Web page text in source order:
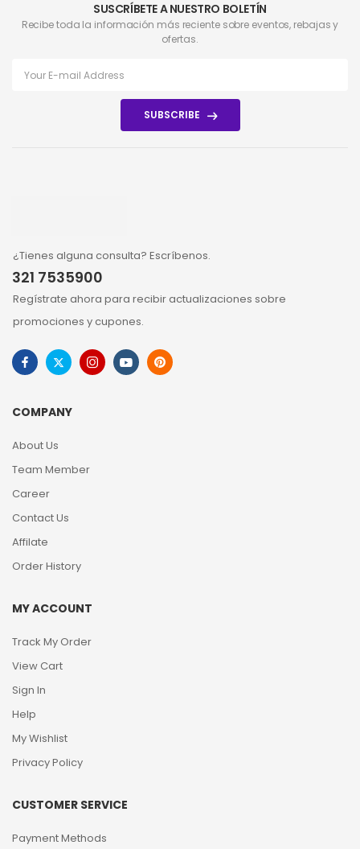
SUSCRÍBETE A NUESTRO BOLETÍN
Recibe toda la información más reciente sobre eventos, rebajas y
ofertas.
SUBSCRIBE
¿Tienes alguna consulta? Escríbenos.
321 7535900
Regístrate ahora para recibir actualizaciones sobre
promociones y cupones.
COMPANY
About Us
Team Member
Career
Contact Us
Affilate
Order History
MY ACCOUNT
Track My Order
View Cart
Sign In
Help
My Wishlist
Privacy Policy
CUSTOMER SERVICE
Payment Methods